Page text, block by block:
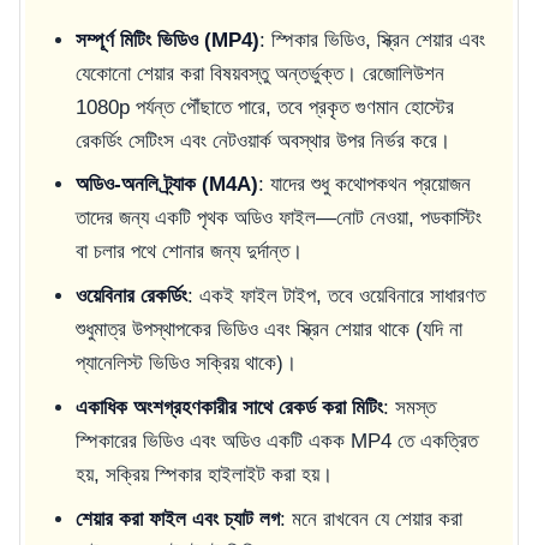
সম্পূর্ণ মিটিং ভিডিও (MP4): স্পিকার ভিডিও, স্ক্রিন শেয়ার এবং
যেকোনো শেয়ার করা বিষয়বস্তু অন্তর্ভুক্ত। রেজোলিউশন
1080p পর্যন্ত পৌঁছাতে পারে, তবে প্রকৃত গুণমান হোস্টের
রেকর্ডিং সেটিংস এবং নেটওয়ার্ক অবস্থার উপর নির্ভর করে।
অডিও-অনলি ট্র্যাক (M4A): যাদের শুধু কথোপকথন প্রয়োজন
তাদের জন্য একটি পৃথক অডিও ফাইল—নোট নেওয়া, পডকাস্টিং
বা চলার পথে শোনার জন্য দুর্দান্ত।
ওয়েবিনার রেকর্ডিং: একই ফাইল টাইপ, তবে ওয়েবিনারে সাধারণত
শুধুমাত্র উপস্থাপকের ভিডিও এবং স্ক্রিন শেয়ার থাকে (যদি না
প্যানেলিস্ট ভিডিও সক্রিয় থাকে)।
একাধিক অংশগ্রহণকারীর সাথে রেকর্ড করা মিটিং: সমস্ত
স্পিকারের ভিডিও এবং অডিও একটি একক MP4 তে একত্রিত
হয়, সক্রিয় স্পিকার হাইলাইট করা হয়।
শেয়ার করা ফাইল এবং চ্যাট লগ: মনে রাখবেন যে শেয়ার করা